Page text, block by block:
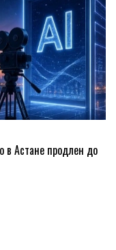
в Астане продлен до